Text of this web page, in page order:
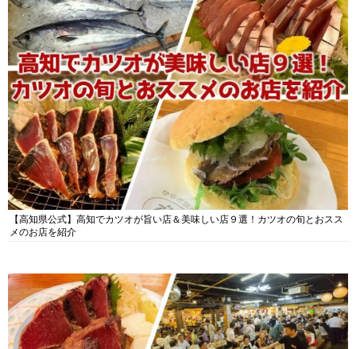
【高知県公式】高知でカツオが旨い店＆美味しい店９選！カツオの旬とおスス
メのお店を紹介